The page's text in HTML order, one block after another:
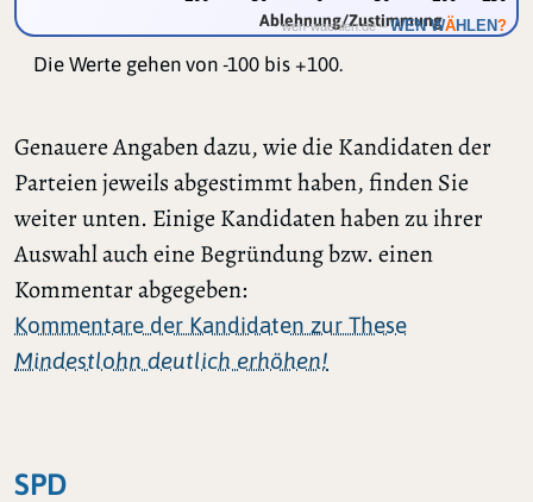
Ablehnung/Zustimmung
wen-waehlen.de –WEN WÄHLEN?
Die Werte gehen von -100 bis +100.
Genauere Angaben dazu, wie die Kandidaten der
Parteien jeweils abgestimmt haben, finden Sie
weiter unten. Einige Kandidaten haben zu ihrer
Auswahl auch eine Begründung bzw. einen
Kommentar abgegeben:
Kommentare der Kandidaten zur These
Mindestlohn deutlich erhöhen!
SPD